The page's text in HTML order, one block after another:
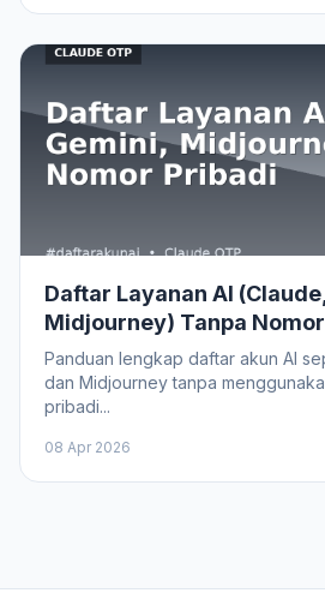
Daftar Layanan AI
Midjourney) Tanpa
Panduan lengkap daftar akun AI
dan Midjourney tanpa
pribadi...
08 Apr 2026